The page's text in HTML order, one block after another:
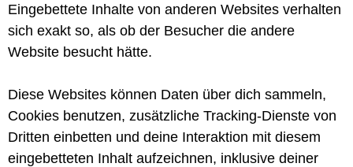
Eingebettete Inhalte von anderen Websites verhalten
sich exakt so, als ob der Besucher die andere
Website besucht hätte.
Diese Websites können Daten über dich sammeln,
Cookies benutzen, zusätzliche Tracking-Dienste von
Dritten einbetten und deine Interaktion mit diesem
eingebetteten Inhalt aufzeichnen, inklusive deiner